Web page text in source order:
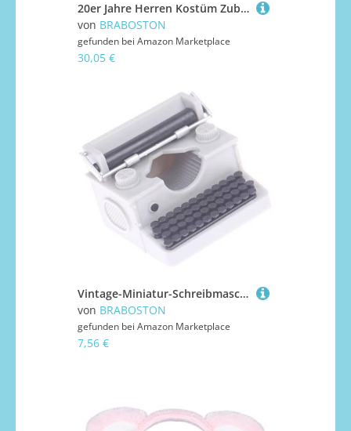
20er Jahre Herren Kostüm Zubehör 1920er Jahre Männer Mafia Kostüm Set mit Westen & Verschiedene Accessoires für Halloween Karneval Party Halloween Cosplay
von BRABOSTON
gefunden bei Amazon Marketplace
30,05 €
Vintage-Miniatur-Schreibmaschinen-Modell, Retro-Sammelstück, Schreibtisch-Ornament für Puppenhäuser, Szenenbau und Display, Miniatur-Szene, Schreibmaschinen-Display
von BRABOSTON
gefunden bei Amazon Marketplace
7,56 €